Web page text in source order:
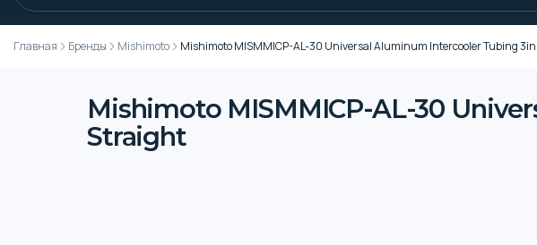
Главная Бренды Mishimoto Mishimoto MISMMICP-AL-30 Universal Aluminum Intercooler Tubing
Mishimoto MISMMICP-AL-30
Straight